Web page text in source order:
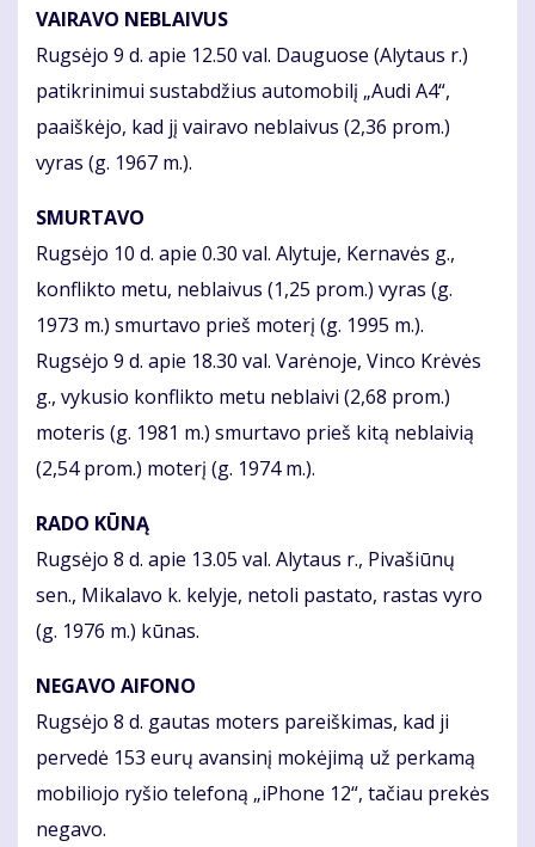
VAIRAVO NEBLAIVUS
Rugsėjo 9 d. apie 12.50 val. Dauguose (Alytaus r.)
patikrinimui sustabdžius automobilį „Audi A4“,
paaiškėjo, kad jį vairavo neblaivus (2,36 prom.)
vyras (g. 1967 m.).
SMURTAVO
Rugsėjo 10 d. apie 0.30 val. Alytuje, Kernavės g.,
konflikto metu, neblaivus (1,25 prom.) vyras (g.
1973 m.) smurtavo prieš moterį (g. 1995 m.).
Rugsėjo 9 d. apie 18.30 val. Varėnoje, Vinco Krėvės
g., vykusio konflikto metu neblaivi (2,68 prom.)
moteris (g. 1981 m.) smurtavo prieš kitą neblaivią
(2,54 prom.) moterį (g. 1974 m.).
RADO KŪNĄ
Rugsėjo 8 d. apie 13.05 val. Alytaus r., Pivašiūnų
sen., Mikalavo k. kelyje, netoli pastato, rastas vyro
(g. 1976 m.) kūnas.
NEGAVO AIFONO
Rugsėjo 8 d. gautas moters pareiškimas, kad ji
pervedė 153 eurų avansinį mokėjimą už perkamą
mobiliojo ryšio telefoną „iPhone 12“, tačiau prekės
negavo.